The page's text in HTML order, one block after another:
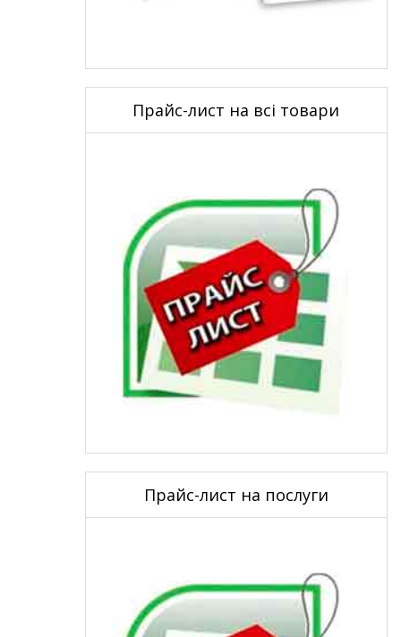
Прайс-лист на всі товари
Прайс-лист на послуги